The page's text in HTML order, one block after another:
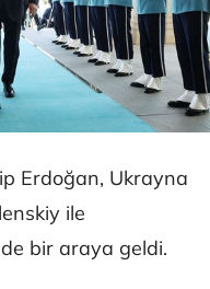
Erdoğan, Ukrayna
ile
bir araya geldi.